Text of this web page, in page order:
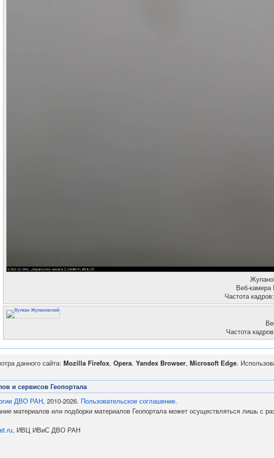
Веб-
Частота
Частота
данного сайта: Mozilla Firefox, Opera, Yandex Browser, Microsoft Edge.
и сервисов Геопортала
ДВО РАН, 2010-2026. Пользовательское соглашение.
материалов или подборки материалов Геопортала может осуществляться лишь с
, ИВЦ ИВиС ДВО РАН